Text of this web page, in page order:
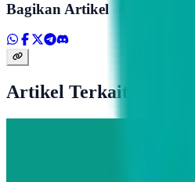
Bagikan Artikel
Artikel Terkait